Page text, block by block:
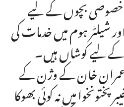
بچوں کے لیے
شیلٹر ہوم میں خدمات کی
کے لیے کوشاں ہیں۔
عمران خان کے وژن کے
میں نہ کوئی بھوکا